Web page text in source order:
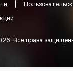
. Все права